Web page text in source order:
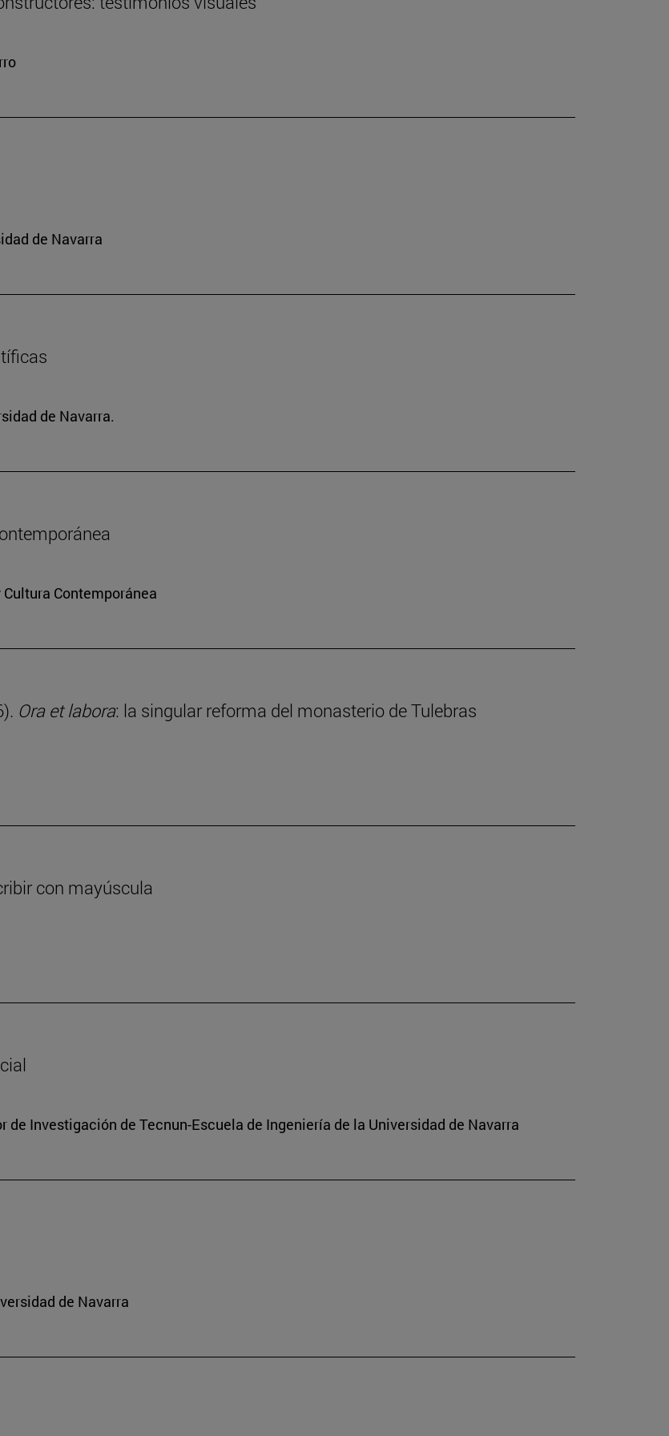
de Navarra
de Navarra.
Contemporánea
Ora et labora: la singular reforma del monasterio de Tulebras
con mayúscula
Investigación de Tecnun-Escuela de Ingeniería de la Universidad de Navarra
de Navarra